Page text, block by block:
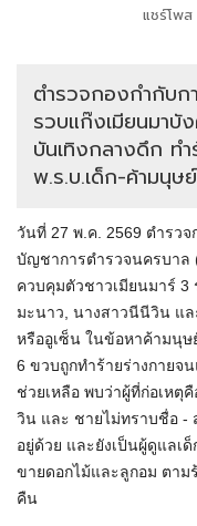
แชร์โพส
ตำรวจกองกำกับก
รวบแก๊งเมียนมาบั
บันเทิงกลางดึก ท
พ.ร.บ.เด็ก-ค้ามนุษย์
วันที่ 27 พ.ค. 2569 ตำรว
บัญชาการตำรวจนครบาล
ควบคุมตัวชาวเมียนมาร์ 3
มะนาว, นางสาวนีนีวิน แล
หรืออูเซ็น ในข้อหาค้ามนุษ
6 ขวบถูกทำร้ายร่างกายจ
ช่วยเหลือ พบว่าผู้ที่ก่อเหตุ
วิน และ ชายไม่ทราบชื่อ -
อยู่ด้วย และยังเป็นผู้ดูแลเ
ขายดอกไม้และลูกอม ตาม
คืน